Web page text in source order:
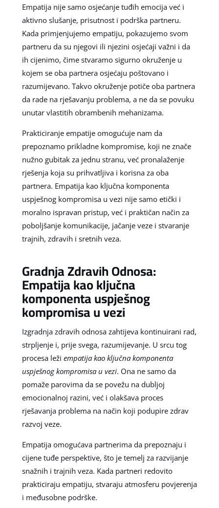
Empatija nije samo osjećanje tuđih emocija već i
aktivno slušanje, prisutnost i podrška partneru.
Kada primjenjujemo empatiju, pokazujemo svom
partneru da su njegovi ili njezini osjećaji važni i da
ih cijenimo, čime stvaramo sigurno okruženje u
kojem se oba partnera osjećaju poštovano i
razumijevano. Takvo okruženje potiče oba partnera
da rade na rješavanju problema, a ne da se povuku
unutar vlastitih obrambenih mehanizama.
Prakticiranje empatije omogućuje nam da
prepoznamo prikladne kompromise, koji ne znače
nužno gubitak za jednu stranu, već pronalaženje
rješenja koja su prihvatljiva i korisna za oba
partnera. Empatija kao ključna komponenta
uspješnog kompromisa u vezi nije samo etički i
moralno ispravan pristup, već i praktičan način za
poboljšanje komunikacije, jačanje veze i stvaranje
trajnih, zdravih i sretnih veza.
Gradnja Zdravih Odnosa:
Empatija kao ključna
komponenta uspješnog
kompromisa u vezi
Izgradnja zdravih odnosa zahtijeva kontinuirani rad,
strpljenje i, prije svega, razumijevanje. U srcu tog
procesa leži empatija kao ključna komponenta
uspješnog kompromisa u vezi. Ona ne samo da
pomaže parovima da se povežu na dubljoj
emocionalnoj razini, već i olakšava proces
rješavanja problema na način koji podupire zdrav
razvoj veze.
Empatija omogućava partnerima da prepoznaju i
cijene tuđe perspektive, što je temelj za razvijanje
snažnih i trajnih veza. Kada partneri redovito
prakticiraju empatiju, stvaraju atmosferu povjerenja
i međusobne podrške.